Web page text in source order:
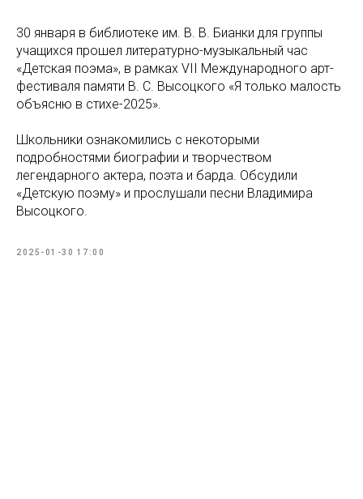
30 января в библиотеке им. В. В. Бианки для группы
учащихся прошел литературно-музыкальный час
«Детская поэма», в рамках VII Международного арт-
фестиваля памяти В. С. Высоцкого «Я только малость
объясню в стихе-2025».
Школьники ознакомились с некоторыми
подробностями биографии и творчеством
легендарного актера, поэта и барда. Обсудили
«Детскую поэму» и прослушали песни Владимира
Высоцкого.
2025-01-30 17:00